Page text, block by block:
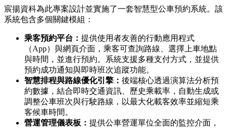
宸揚資科為此專案設計並實施了一套智慧型公車預約系統。該
系統包含多個關鍵模組：
乘客預約平台： 提供使用者友善的行動應用程式
（App）與網頁介面，乘客可查詢路線、選擇上車地點
與時間，並進行預約。系統支援多種支付方式，並提供
預約成功通知與即時班次追蹤功能。
智慧排程與路線優化引擎： 後端核心透過演算法分析預
約數據，結合即時交通資訊、歷史乘載率，自動生成或
調整公車班次與行駛路線，以最大化載客效率並縮短乘
客候車時間。
營運管理儀表板： 提供公車營運單位全面的監控介面，